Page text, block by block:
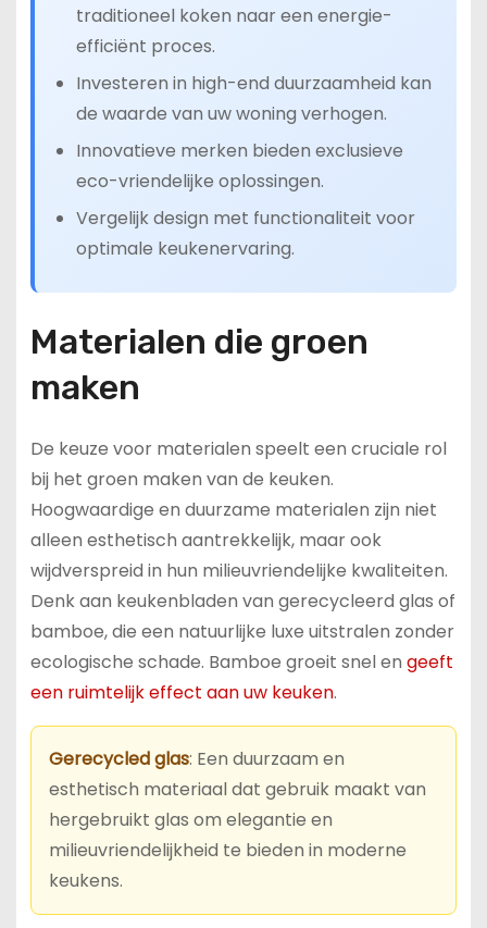
traditioneel koken naar een energie-
efficiënt proces.
Investeren in high-end duurzaamheid kan
de waarde van uw woning verhogen.
Innovatieve merken bieden exclusieve
eco-vriendelijke oplossingen.
Vergelijk design met functionaliteit voor
optimale keukenervaring.
Materialen die groen
maken
De keuze voor materialen speelt een cruciale rol
bij het groen maken van de keuken.
Hoogwaardige en duurzame materialen zijn niet
alleen esthetisch aantrekkelijk, maar ook
wijdverspreid in hun milieuvriendelijke kwaliteiten.
Denk aan keukenbladen van gerecycleerd glas of
bamboe, die een natuurlijke luxe uitstralen zonder
ecologische schade. Bamboe groeit snel en geeft
een ruimtelijk effect aan uw keuken.
Gerecycled glas: Een duurzaam en
esthetisch materiaal dat gebruik maakt van
hergebruikt glas om elegantie en
milieuvriendelijkheid te bieden in moderne
keukens.